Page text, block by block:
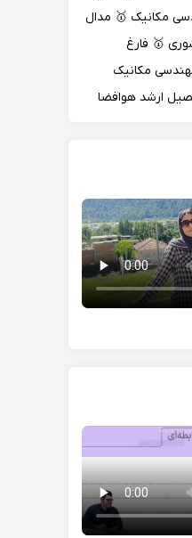
مکانیک 🥇 مدال
🥇 فارغ
مکانیک
ارشد هوافضا
کنکور در مدارس